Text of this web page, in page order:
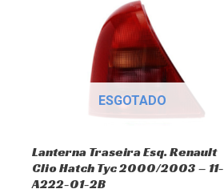
ESGOTADO
Lanterna Traseira Esq. Renault
Clio Hatch Tyc 2000/2003 – 11-
A222-01-2B